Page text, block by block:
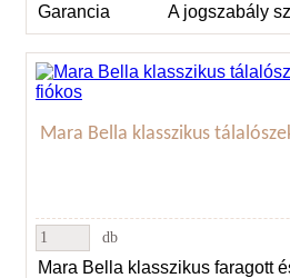
Garancia
A jogszabály
Mara Bella klasszikus
db
Mara Bella klasszikus faragott